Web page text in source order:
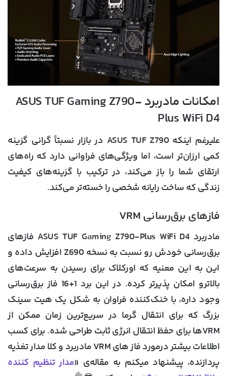
امکانات مادربرد ASUS TUF Gaming Z790-
Plus WiFi D4
علیرغم اینکه ASUS TUF Z790 در بازار نسبتاً گرانی گزینه
کمی ارزان‌تر است، اما ویژگی‌های فراوانی دارد که راه‌های
ارتقای شما را باز می‌کند، در ترکیب با گزینه‌های کیفیت
زندگی که ساخت رایانه شخصی را خسته‌تر می‌کند.
فازهای برق‌رسانی VRM
مادربرد ASUS TUF Gaming Z790-Plus WiFi D4 فازهای
برق‌رسانی خودش رو نسبت به نسخه Z690 افزایش داده و
این به این معنیه که اورکلاک برای رسیدن به سرعت‌های
بالاترو امکان پذیرتر کرده. در این برد 1+16 فاز برق‌رسانی
وجود داره، با خنک‌کننده فراوان به شکل یک هیت سینک
بزرگ که برای انتقال گرما در سریع‌ترین زمان ممکن از
VRMها برای حفظ انتقال انرژی ثابت طراحی شده. برای کسب
اطلاعات بیشتر درمورد فاز های VRM مادربرد و کلا مدار تغذیه
پردازنده، پیشنهاد میکنم به مقاله‌ی «مدار تنظیم کننده